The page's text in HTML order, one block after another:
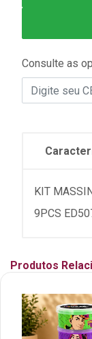
Consulte as
KIT
9PCS
Produtos